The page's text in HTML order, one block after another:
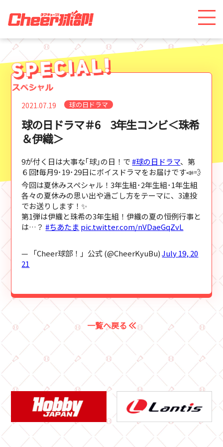
2021.07.19 球の日ドラマ
球の日ドラマ＃6 3年生コンビ＜珠希
＆伊織＞
9が付く日は大事な｢球｣の日！で#球の日ドラマ、第
６回❗毎月9･19･29日にボイスドラマをお届けです📣💨
今回は夏休みスペシャル！3年生組･2年生組･1年生組
各々の夏休みの思い出や過ごし方をテーマに、3連投
でお送りします！✨
第1弾は伊織と珠希の3年生組！伊織の夏の恒例行事と
は…？#ちあたま pic.twitter.com/nVDaeGqZvL
— 「Cheer球部！」公式 (@CheerKyuBu)July 19, 20
21
一覧へ戻る